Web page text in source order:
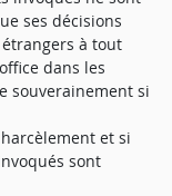
ses décisions
à tout
dans les
souverainement si
et si
sont